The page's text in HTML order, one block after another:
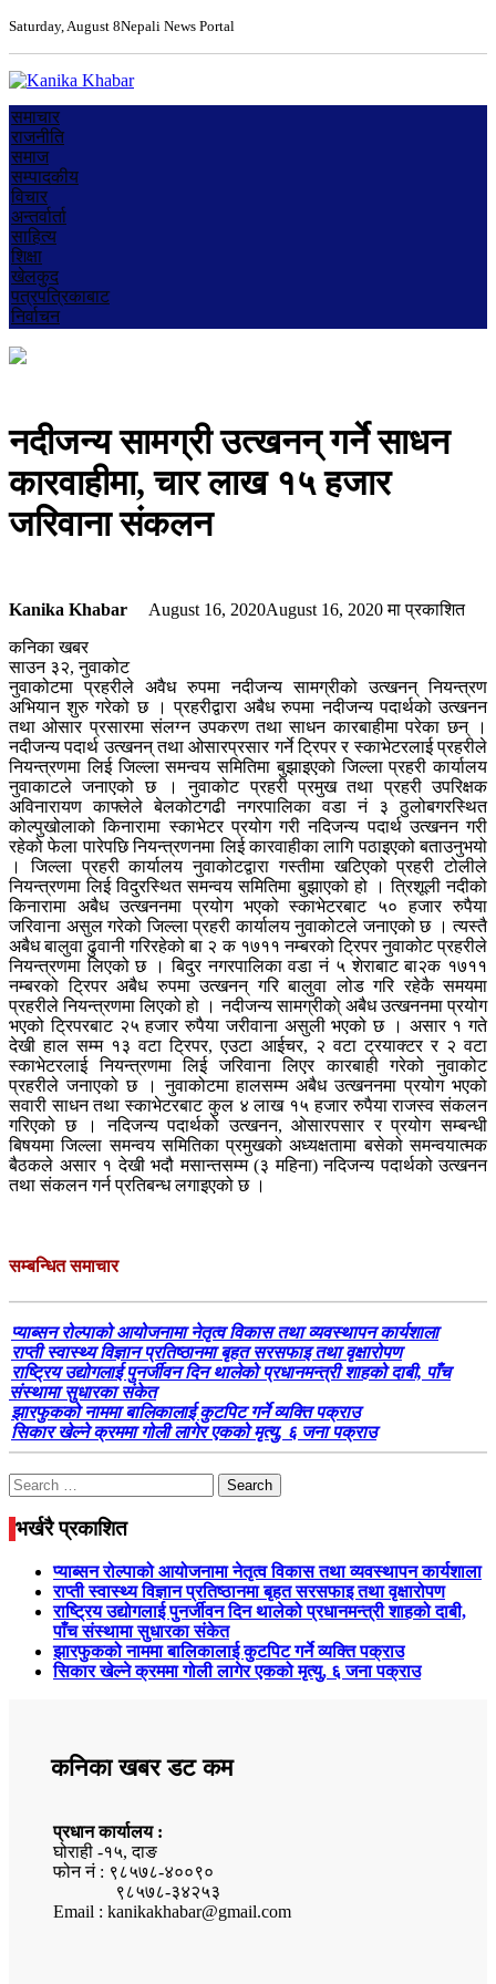
Saturday, August 8Nepali News Portal
समाचार
राजनीति
समाज
सम्पादकीय
विचार
अन्तर्वार्ता
साहित्य
शिक्षा
खेलकुद
पत्रपत्रिकाबाट
निर्वाचन
नदीजन्य सामग्री उत्खनन् गर्ने साधन
कारवाहीमा, चार लाख १५ हजार
जरिवाना संकलन
Kanika Khabar August 16, 2020August 16, 2020मा प्रकाशित
कनिका खबर
साउन ३२, नुवाकोट
नुवाकोटमा प्रहरीले अवैध रुपमा नदीजन्य सामग्रीको उत्खनन् नियन्त्रण
अभियान शुरु गरेको छ । प्रहरीद्वारा अबैध रुपमा नदीजन्य पदार्थको उत्खनन
तथा ओसार प्रसारमा संलग्न उपकरण तथा साधन कारबाहीमा परेका छन् ।
नदीजन्य पदार्थ उत्खनन् तथा ओसारप्रसार गर्ने ट्रिपर र स्काभेटरलाई प्रहरीले
नियन्त्रणमा लिई जिल्ला समन्वय समितिमा बुझाइएको जिल्ला प्रहरी कार्यालय
नुवाकाटले जनाएको छ । नुवाकोट प्रहरी प्रमुख तथा प्रहरी उपरिक्षक
अविनारायण काफ्लेले बेलकोटगढी नगरपालिका वडा नं ३ ठुलोबगरस्थित
कोल्पुखोलाको किनारामा स्काभेटर प्रयोग गरी नदिजन्य पदार्थ उत्खनन गरी
रहेको फेला पारेपछि नियन्त्रणनमा लिई कारवाहीका लागि पठाइएको बताउनुभयो
। जिल्ला प्रहरी कार्यालय नुवाकोटद्वारा गस्तीमा खटिएको प्रहरी टोलीले
नियन्त्रणमा लिई विदुरस्थित समन्वय समितिमा बुझाएको हो । त्रिशूली नदीको
किनारामा अबैध उत्खननमा प्रयोग भएको स्काभेटरबाट ५० हजार रुपैया
जरिवाना असुल गरेको जिल्ला प्रहरी कार्यालय नुवाकोटले जनाएको छ । त्यस्तै
अबैध बालुवा ढुवानी गरिरहेको बा २ क १७११ नम्बरको ट्रिपर नुवाकोट प्रहरीले
नियन्त्रणमा लिएको छ । बिदुर नगरपालिका वडा नं ५ शेराबाट बा२क १७११
नम्बरको ट्रिपर अबैध रुपमा उत्खनन् गरि बालुवा लोड गरि रहेकै समयमा
प्रहरीले नियन्त्रणमा लिएको हो । नदीजन्य सामग्रीका्े अबैध उत्खननमा प्रयोग
भएको ट्रिपरबाट २५ हजार रुपैया जरीवाना असुली भएको छ । असार १ गते
देखी हाल सम्म १३ वटा ट्रिपर, एउटा आईचर, २ वटा ट्रयाक्टर र २ वटा
स्काभेटरलाई नियन्त्रणमा लिई जरिवाना लिएर कारबाही गरेको नुवाकोट
प्रहरीले जनाएको छ । नुवाकोटमा हालसम्म अबैध उत्खननमा प्रयोग भएको
सवारी साधन तथा स्काभेटरबाट कुल ४ लाख १५ हजार रुपैया राजस्व संकलन
गरिएको छ । नदिजन्य पदार्थको उत्खनन, ओसारपसार र प्रयोग सम्बन्धी
बिषयमा जिल्ला समन्वय समितिका प्रमुखको अध्यक्षतामा बसेको समन्वयात्मक
बैठकले असार १ देखी भदौ मसान्तसम्म (३ महिना) नदिजन्य पदार्थको उत्खनन
तथा संकलन गर्न प्रतिबन्ध लगाइएको छ ।
सम्बन्धित समाचार
प्याब्सन रोल्पाको आयोजनामा नेतृत्व विकास तथा व्यवस्थापन कार्यशाला
राप्ती स्वास्थ्य विज्ञान प्रतिष्ठानमा बृहत सरसफाइ तथा वृक्षारोपण
राष्ट्रिय उद्योगलाई पुनर्जीवन दिन थालेको प्रधानमन्त्री शाहको दाबी, पाँच
संस्थामा सुधारका संकेत
झारफुकको नाममा बालिकालाई कुटपिट गर्ने व्यक्ति पक्राउ
सिकार खेल्ने क्रममा गोली लागेर एकको मृत्यु, ६ जना पक्राउ
Search
for:
भर्खरै प्रकाशित
प्याब्सन रोल्पाको आयोजनामा नेतृत्व विकास तथा व्यवस्थापन कार्यशाला
राप्ती स्वास्थ्य विज्ञान प्रतिष्ठानमा बृहत सरसफाइ तथा वृक्षारोपण
राष्ट्रिय उद्योगलाई पुनर्जीवन दिन थालेको प्रधानमन्त्री शाहको दाबी,
पाँच संस्थामा सुधारका संकेत
झारफुकको नाममा बालिकालाई कुटपिट गर्ने व्यक्ति पक्राउ
सिकार खेल्ने क्रममा गोली लागेर एकको मृत्यु, ६ जना पक्राउ
कनिका खबर डट कम
प्रधान कार्यालय :
घोराही -१५, दाङ
फोन नं : ९८५७८-४००९०
९८५७८-३४२५३
Email : kanikakhabar@gmail.com